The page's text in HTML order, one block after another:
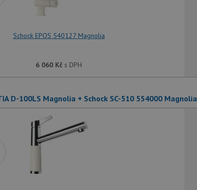
Schock EPOS 540127 Magnolia
6 060 Kč s DPH
D-100LS Magnolia + Schock SC-510 554000 Magnolia